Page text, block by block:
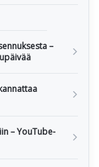
–
– YouTube-